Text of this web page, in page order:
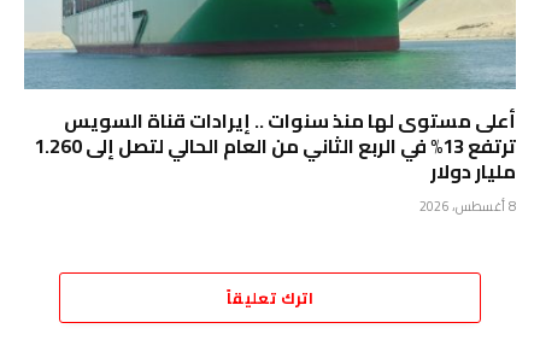
أعلى مستوى لها منذ سنوات .. إيرادات قناة السويس
ترتفع 13% في الربع الثاني من العام الحالي لتصل إلى 1.260
مليار دولار
8 أغسطس، 2026
اترك تعليقاً